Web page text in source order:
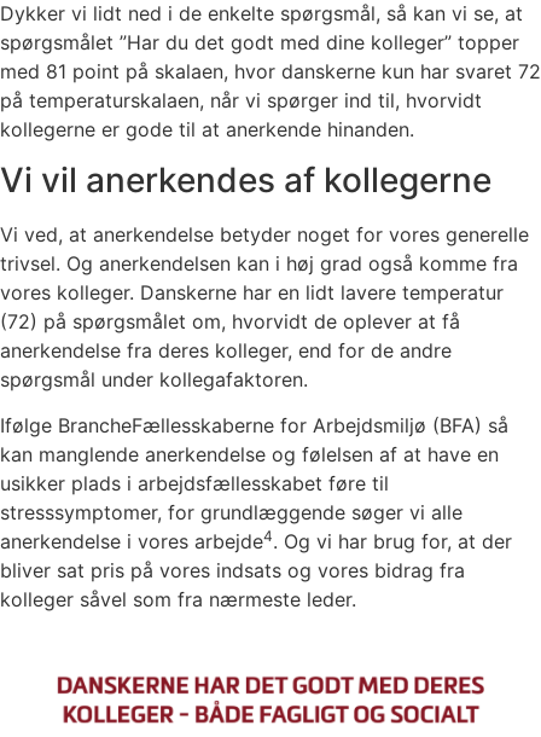
Dykker vi lidt ned i de enkelte spørgsmål, så kan vi se, at
spørgsmålet ”Har du det godt med dine kolleger” topper
med 81 point på skalaen, hvor danskerne kun har svaret 72
på temperaturskalaen, når vi spørger ind til, hvorvidt
kollegerne er gode til at anerkende hinanden.
Vi vil anerkendes af kollegerne
Vi ved, at anerkendelse betyder noget for vores generelle
trivsel. Og anerkendelsen kan i høj grad også komme fra
vores kolleger. Danskerne har en lidt lavere temperatur
(72) på spørgsmålet om, hvorvidt de oplever at få
anerkendelse fra deres kolleger, end for de andre
spørgsmål under kollegafaktoren.
Ifølge BrancheFællesskaberne for Arbejdsmiljø (BFA) så
kan manglende anerkendelse og følelsen af at have en
usikker plads i arbejdsfællesskabet føre til
stresssymptomer, for grundlæggende søger vi alle
anerkendelse i vores arbejde4. Og vi har brug for, at der
bliver sat pris på vores indsats og vores bidrag fra
kolleger såvel som fra nærmeste leder.